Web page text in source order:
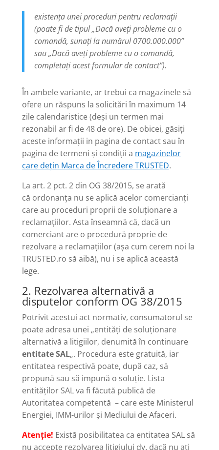
existența unei proceduri pentru reclamații
(poate fi de tipul „Dacă aveți probleme cu o
comandă, sunați la numărul 0700.000.000”
sau „Dacă aveți probleme cu o comandă,
completați acest formular de contact”).
În ambele variante, ar trebui ca magazinele să
ofere un răspuns la solicitări în maximum 14
zile calendaristice (deși un termen mai
rezonabil ar fi de 48 de ore). De obicei, găsiți
aceste informații in pagina de contact sau în
pagina de termeni și condiții a magazinelor
care dețin Marca de Încredere TRUSTED.
La art. 2 pct. 2 din OG 38/2015, se arată
că ordonanța nu se aplică acelor comercianți
care au proceduri proprii de soluționare a
reclamațiilor. Asta înseamnă că, dacă un
comerciant are o procedură proprie de
rezolvare a reclamațiilor (așa cum cerem noi la
TRUSTED.ro să aibă), nu i se aplică această
lege.
2. Rezolvarea alternativă a
disputelor conform OG 38/2015
Potrivit acestui act normativ, consumatorul se
poate adresa unei „entități de soluţionare
alternativă a litigiilor, denumită în continuare
entitate SAL„. Procedura este gratuită, iar
entitatea respectivă poate, după caz, să
propună sau să impună o soluție. Lista
entităților SAL va fi făcută publică de
Autoritatea competentă – care este Ministerul
Energiei, IMM-urilor și Mediului de Afaceri.
Atenție! Există posibilitatea ca entitatea SAL să
nu accepte rezolvarea litigiului dv. dacă nu ați